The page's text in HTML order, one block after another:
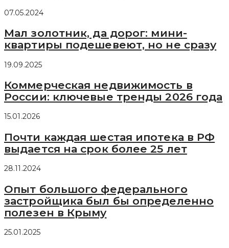
07.05.2024
Мал золотник, да дорог: мини-
квартиры подешевеют, но не сразу
19.09.2025
Коммерческая недвижимость в
России: ключевые тренды 2026 года
15.01.2026
Почти каждая шестая ипотека в РФ
выдается на срок более 25 лет
28.11.2024
Опыт большого федерального
застройщика был бы определенно
полезен в Крыму
25.01.2025